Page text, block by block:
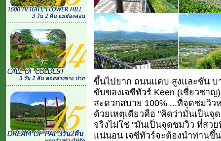
ขึ้นไปยาก ถนนแคบ สูงและชัน บ
ขับของเจซีทัวร์ Keen (เชี่ยวชา
สะดวกสบาย 100% ...ที่จุดชมวิ
ด้วยเหตุเดียวคือ "คิดว่ามันเป็น
จริงไม่ใช่ "มันเป็นจุดชมวิว ที่สว
แน่นอน เจซีทัวร์จะต้องนำท่านขึ้